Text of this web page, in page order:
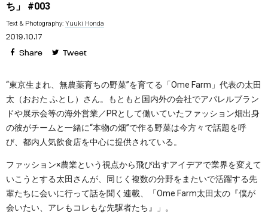
ち」 #003
Text & Photography: Yuuki Honda
2019.10.17
Share Tweet
“東京生まれ、無農薬育ちの野菜”を育てる「Ome Farm」代表の太田
太（おおた ふとし）さん。もともと国内外の会社でアパレルブラン
ドや展示会等の海外営業／PRとして働いていたファッション畑出身
の彼がチームと一緒に“本物の畑”で作る野菜は今方々で話題を呼
び、都内人気飲食店を中心に提供されている。
ファッション×農業という視点から飛び出すアイデアで業界を変えて
いこうとする太田さんが、同じく複数の分野をまたいで活躍する先
輩たちに会いに行って話を聞く連載、「Ome Farm太田太の『僕が
会いたい、アレもコレもな先駆者たち』」。